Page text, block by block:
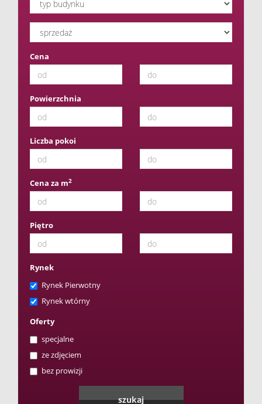
Cena
Powierzchnia
Liczba pokoi
Cena za m2
Piętro
Rynek
Rynek Pierwotny
Rynek wtórny
Oferty
specjalne
ze zdjęciem
bez prowizji